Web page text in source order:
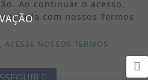
Ao continuar o acesso,
com nossos Termos
ACESSE NOSSOS TERMOS